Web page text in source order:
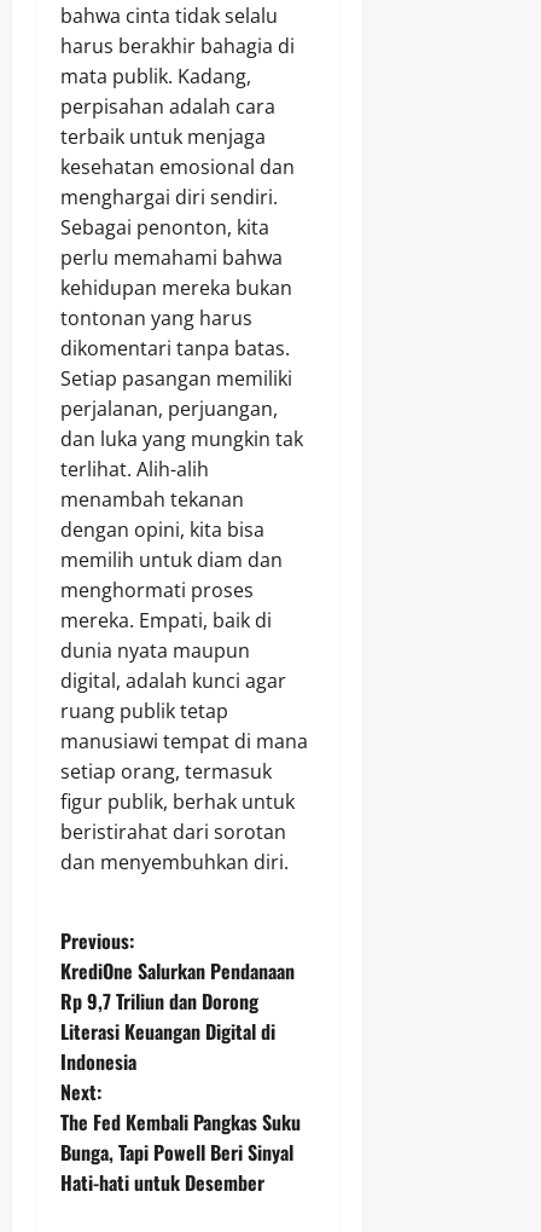
bahwa cinta tidak selalu
harus berakhir bahagia di
mata publik. Kadang,
perpisahan adalah cara
terbaik untuk menjaga
kesehatan emosional dan
menghargai diri sendiri.
Sebagai penonton, kita
perlu memahami bahwa
kehidupan mereka bukan
tontonan yang harus
dikomentari tanpa batas.
Setiap pasangan memiliki
perjalanan, perjuangan,
dan luka yang mungkin tak
terlihat. Alih-alih
menambah tekanan
dengan opini, kita bisa
memilih untuk diam dan
menghormati proses
mereka. Empati, baik di
dunia nyata maupun
digital, adalah kunci agar
ruang publik tetap
manusiawi tempat di mana
setiap orang, termasuk
figur publik, berhak untuk
beristirahat dari sorotan
dan menyembuhkan diri.
P
o
s
t
n
a
Previous:
KrediOne Salurkan Pendanaan
Rp 9,7 Triliun dan Dorong
Literasi Keuangan Digital di
Indonesia
Next:
The Fed Kembali Pangkas Suku
Bunga, Tapi Powell Beri Sinyal
Hati-hati untuk Desember